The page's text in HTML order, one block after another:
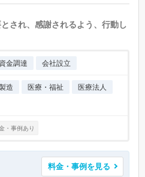
され、感謝されるよう、行動し
資金調達 会社設立
造 医療・福祉
医療法人
・事例あり
料金・事例を見る